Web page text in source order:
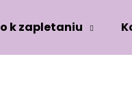
k zapletaniu